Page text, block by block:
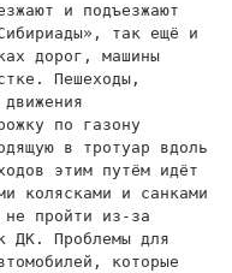
и подъезжают
так ещё и
дорог, машины
Пешеходы,
по газону
в тротуар вдоль
этим путём идёт
колясками и санками
не пройти из-за
ДК. Проблемы для
которые